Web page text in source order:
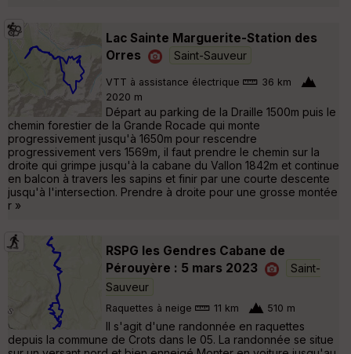
Lac Sainte Marguerite-Station des
Orres
Saint-Sauveur
VTT à assistance électrique
36 km
2020 m
Départ au parking de la Draille 1500m puis le
chemin forestier de la Grande Rocade qui monte
progressivement jusqu'à 1650m pour rescendre
progressivement vers 1569m, il faut prendre le chemin sur la
droite qui grimpe jusqu'à la cabane du Vallon 1842m et continue
en balcon à travers les sapins et finir par une courte descente
jusqu'à l'intersection. Prendre à droite pour une grosse montée
r »
RSPG les Gendres Cabane de
Pérouyère : 5 mars 2023
Saint-
Sauveur
Raquettes à neige 11 km 510 m
Il s'agit d'une randonnée en raquettes
depuis la commune de Crots dans le 05. La randonnée se situe